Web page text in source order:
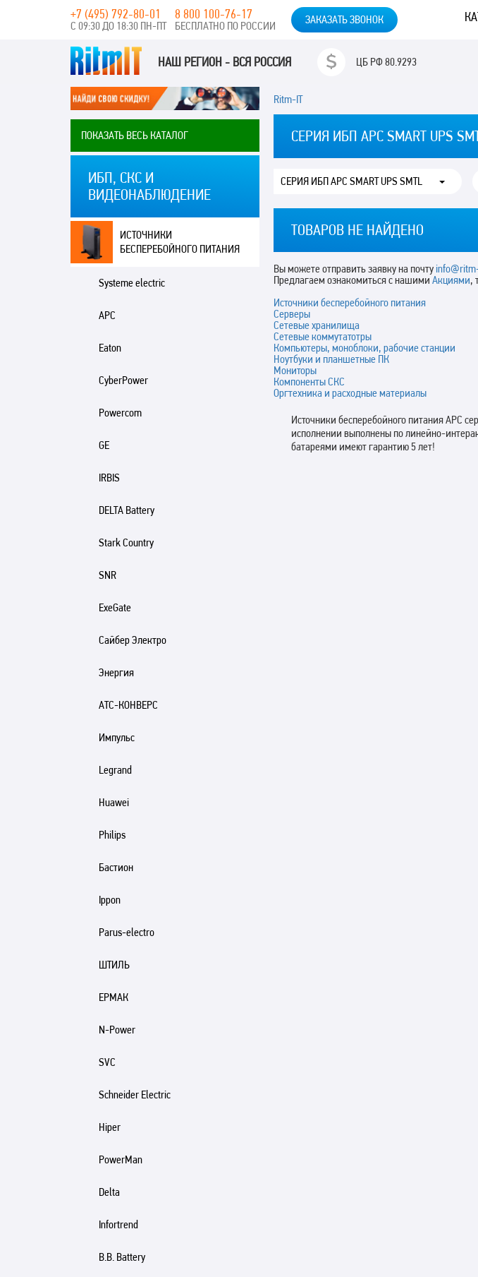
+7 (495) 792-80-01
С 09:30 ДО 18:30 ПН-ПТ
8 800 100-76-17
БЕСПЛАТНО ПО РОССИИ ЗАКАЗАТЬ ЗВОНОК
НАШ РЕГИОН - ВСЯ РОССИЯ ЦБ РФ80.9293
ПОКАЗАТЬ ВЕСЬ КАТАЛОГ
ИБП, СКС И
ВИДЕОНАБЛЮДЕНИЕ
ИСТОЧНИКИ
БЕСПЕРЕБОЙНОГО ПИТАНИЯ
Systeme electric
APC
Eaton
CyberPower
Powercom
GE
IRBIS
DELTA Battery
Stark Country
SNR
ExeGate
Сайбер Электро
Энергия
АТС-КОНВЕРС
Импульс
Legrand
Huawei
Philips
Бастион
Ippon
Parus-electro
ШТИЛЬ
ЕРМАК
N-Power
SVC
Schneider Electric
Hiper
PowerMan
Delta
Infortrend
B.B. Battery
Ritm-IT
СЕРИЯ ИБП APC SMART UPS
СЕРИЯ ИБП APC SMART UPS SMTL
ТОВАРОВ НЕ НАЙДЕНО
Вы можете отправить заявку на почту
Предлагаем ознакомиться с нашимиАкциями,
Источники бесперебойного питания
Серверы
Сетевые хранилища
Сетевые коммутатотры
Компьютеры, моноблоки, рабочие станции
Ноутбуки и планшетные ПК
Мониторы
Компоненты СКС
Оргтехника и расходные материалы
Источники бесперебойного питания APC
исполнении выполнены по линейно-
батареями имеют гарантию 5 лет!